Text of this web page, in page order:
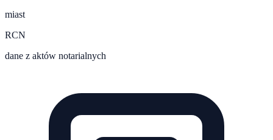
miast
RCN
dane z aktów notarialnych